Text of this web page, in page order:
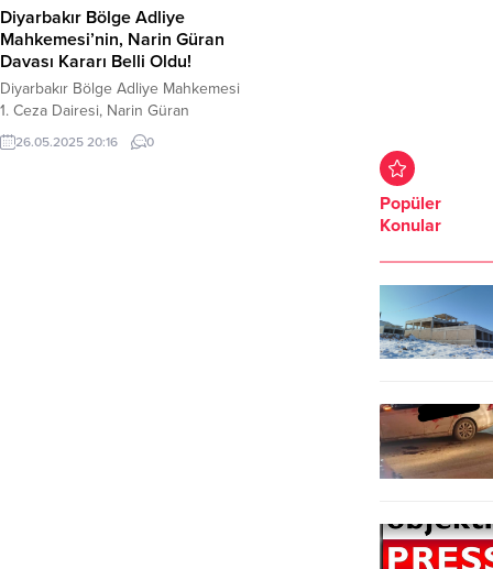
Diyarbakır Bölge Adliye
Mahkemesi’nin, Narin Güran
Davası Kararı Belli Oldu!
Diyarbakır Bölge Adliye Mahkemesi
1. Ceza Dairesi, Narin Güran
dosyası hakkından kararını verdi. 1.
Ceza Dairesi yerel mahkemenin
26.05.2025 20:16 0
Popüler
Konular